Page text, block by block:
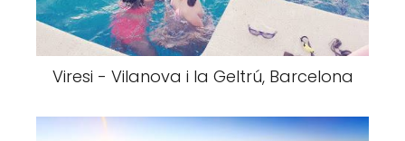
Viresi - Vilanova i la Geltrú, Barcelona